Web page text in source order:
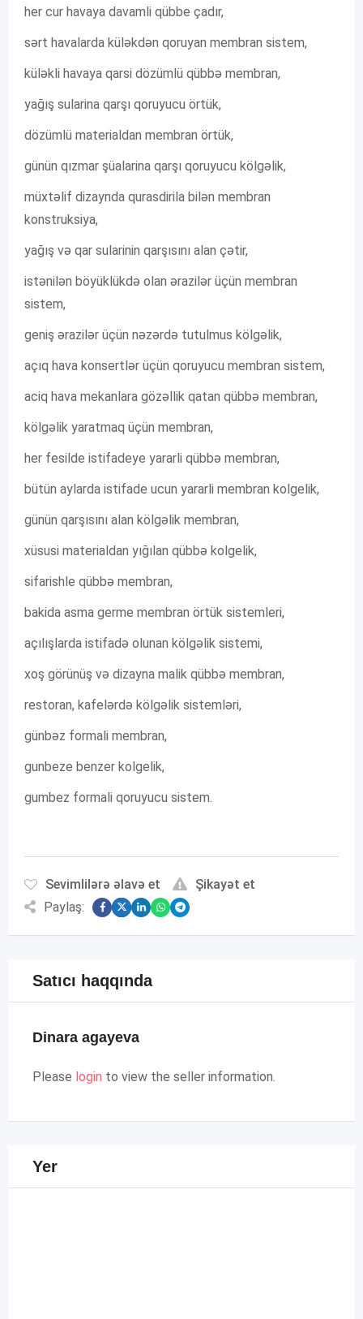
her cur havaya davamli qübbe çadır,
sərt havalarda küləkdən qoruyan membran sistem,
küləkli havaya qarsi dözümlü qübbə membran,
yağış sularina qarşı qoruyucu örtük,
dözümlü materialdan membran örtük,
günün qızmar şüalarina qarşı qoruyucu kölgəlik,
müxtəlif dizaynda qurasdirila bilən membran
konstruksiya,
yağış və qar sularinin qarşısını alan çətir,
istənilən böyüklükdə olan ərazilər üçün membran
sistem,
geniş ərazilər üçün nəzərdə tutulmus kölgəlik,
açıq hava konsertlər üçün qoruyucu membran sistem,
aciq hava mekanlara gözəllik qatan qübbə membran,
kölgəlik yaratmaq üçün membran,
her fesilde istifadeye yararli qübbə membran,
bütün aylarda istifade ucun yararli membran kolgelik,
günün qarşısını alan kölgəlik membran,
xüsusi materialdan yığılan qübbə kolgelik,
sifarishle qübbə membran,
bakida asma germe membran örtük sistemleri,
açılışlarda istifadə olunan kölgəlik sistemi,
xoş görünüş və dizayna malik qübbə membran,
restoran, kafelərdə kölgəlik sistemləri,
günbəz formali membran,
gunbeze benzer kolgelik,
gumbez formali qoruyucu sistem.
Sevimlilərə əlavə et
Şikayət et
Paylaş:
Satıcı haqqında
Dinara agayeva
Please login to view the seller information.
Yer